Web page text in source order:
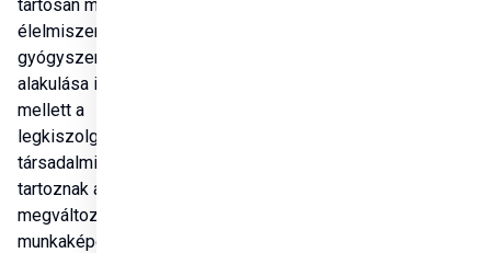
tartósan magas
élelmiszer- és
gyógyszerárak
alakulása is.Az idősek
mellett a
legkiszolgáltatottabb
társadalmi rétegek közé
tartoznak a
megváltozott
munkaképességű